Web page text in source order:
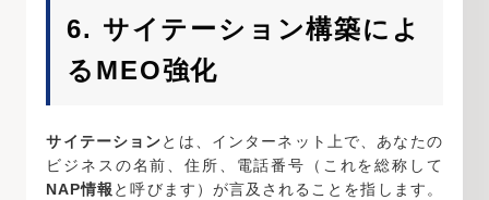
6. サイテーション構築によ
るMEO強化
サイテーションとは、インターネット上で、あなたの
ビジネスの名前、住所、電話番号（これを総称して
NAP情報 と呼びます）が言及されることを指します。